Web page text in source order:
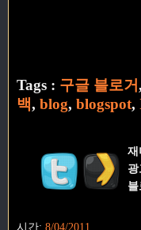
Tags : 구글 블로거,
백, blog, blogspot,
재
시간: 8/04/2011